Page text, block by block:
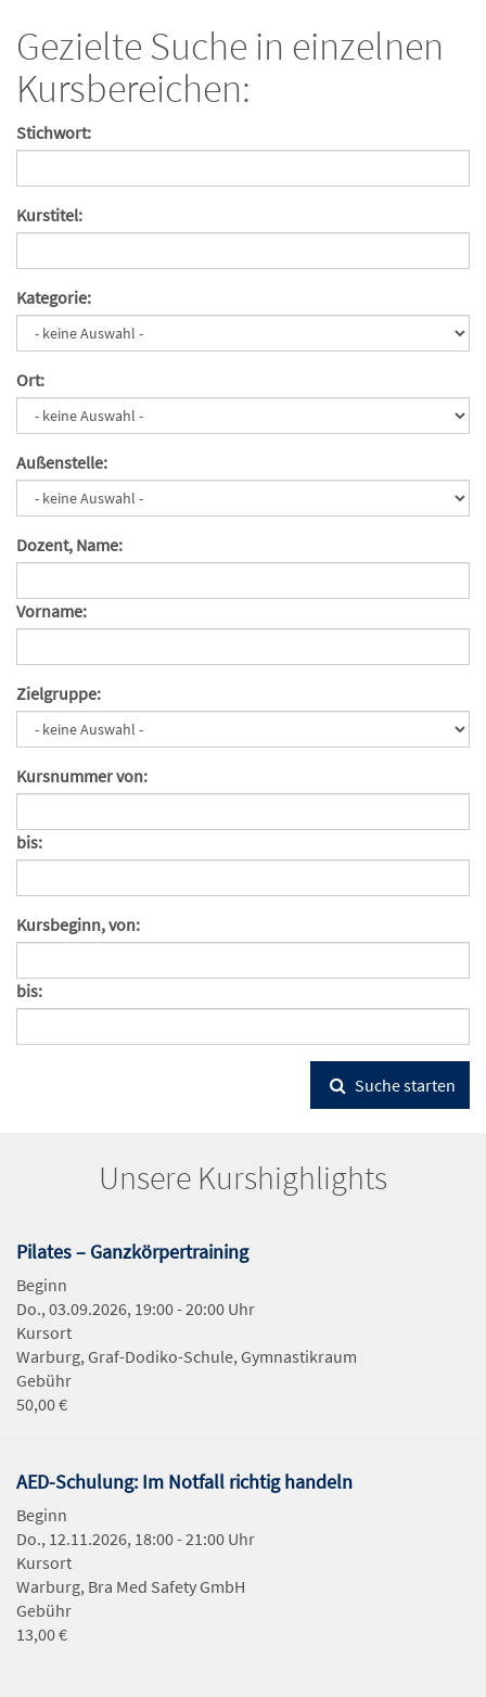
Gezielte Suche in einzelnen
Kursbereichen:
Stichwort:
Kurstitel:
Kategorie:
Ort:
Außenstelle:
Dozent, Name:
Vorname:
Zielgruppe:
Kursnummer von:
bis:
Kursbeginn, von:
bis:
Suche starten
Unsere Kurshighlights
Pilates – Ganzkörpertraining
Beginn
Do., 03.09.2026, 19:00 - 20:00 Uhr
Kursort
Warburg, Graf-Dodiko-Schule, Gymnastikraum
Gebühr
50,00 €
AED-Schulung: Im Notfall richtig handeln
Beginn
Do., 12.11.2026, 18:00 - 21:00 Uhr
Kursort
Warburg, Bra Med Safety GmbH
Gebühr
13,00 €